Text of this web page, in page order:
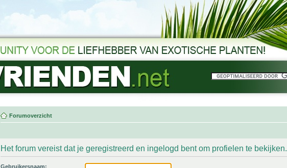
Forumoverzicht
Het forum vereist dat je geregistreerd en ingelogd bent om profielen te bekijken.
Gebruikersnaam: